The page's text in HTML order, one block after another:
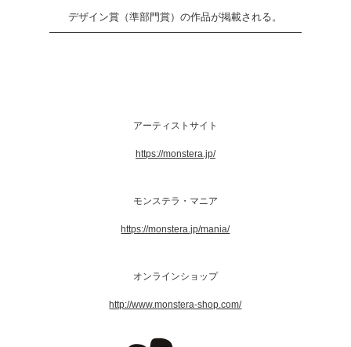
デザイン賞（準部門賞）の作品が掲載される。
アーティストサイト
https://monstera.jp/
モンステラ・マニア
https://monstera.jp/mania/
オンラインショップ
http://www.monstera-shop.com/